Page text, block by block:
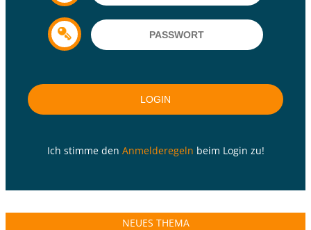
Ich stimme den Anmelderegeln beim Login zu!
NEUES THEMA